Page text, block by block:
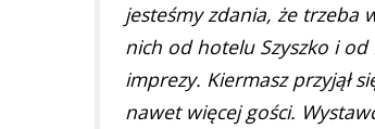
jesteśmy zdania, że trzeba
nich od hotelu Szyszko i od
imprezy. Kiermasz przyjął
nawet więcej gości.